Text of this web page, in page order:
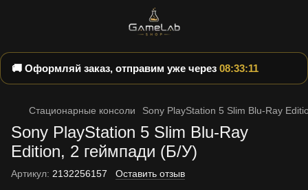
🚚 Оформляй заказ, отправим уже через 08:33:10
Стационарные консоли Sony PlayStation 5 Slim Blu-Ray
Sony PlayStation 5 Slim Blu-Ray
Edition, 2 геймпади (Б/У)
Артикул: 2132256157 Оставить отзыв